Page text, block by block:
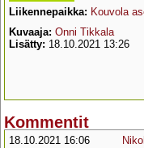
Liikennepaikka: Kouvola
Kuvaaja: Onni Tikkala
Lisätty: 18.10.2021 13:26
Kommentit
18.10.2021 16:06